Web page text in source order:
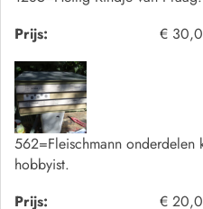
Prijs:
€
562=Fleischmann onderdelen
hobbyist.
Prijs:
€